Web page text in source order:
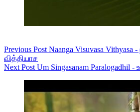
Previous Post Naanga Visuvasa Vithyasa
வித்தியாச
Next Post Um Singasanam Paralogadhil